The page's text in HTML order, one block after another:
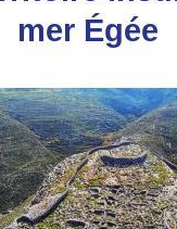
mer Égée